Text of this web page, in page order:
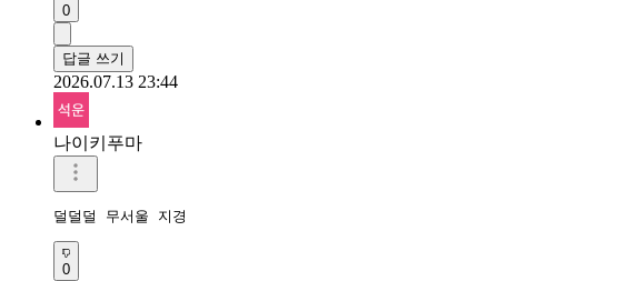
0
답글 쓰기
2026.07.13 23:44
나이키푸마
덜덜덜 무서울 지경
0